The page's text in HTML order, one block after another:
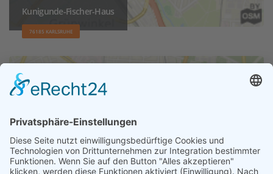
Kunigunde-Fischer-Haus
76185 KARLSRUHE